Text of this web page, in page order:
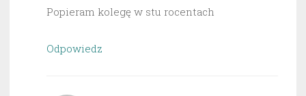
Popieram kolegę w stu rocentach
Odpowiedz